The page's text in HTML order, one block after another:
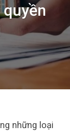
những loại